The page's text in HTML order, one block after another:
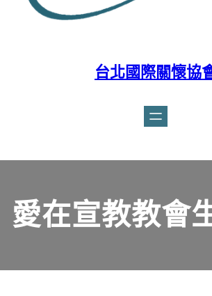
台北國際關懷協
愛在宣教教會